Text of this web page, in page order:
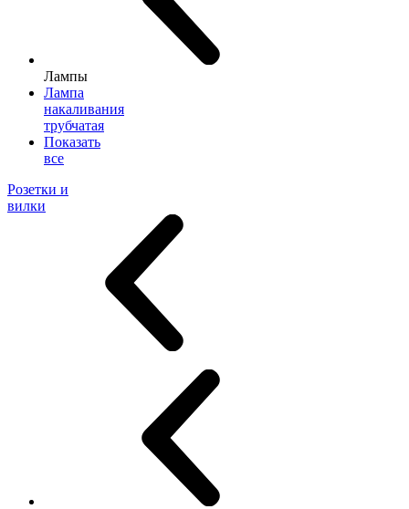
Лампы
Лампа
накаливания
трубчатая
Показать
все
Розетки и
вилки